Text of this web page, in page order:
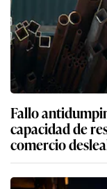
Fallo
capacidad de
comercio